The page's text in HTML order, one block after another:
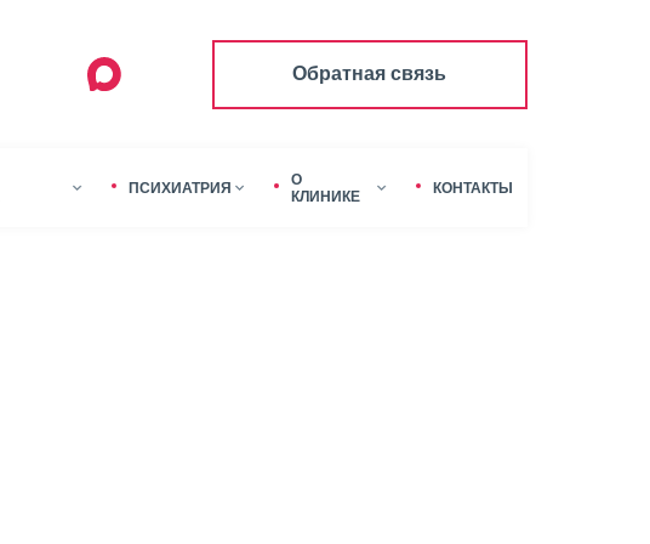
Обратная связь
ПСИХИАТРИЯ
О
КЛИНИКЕ
КОНТАКТЫ